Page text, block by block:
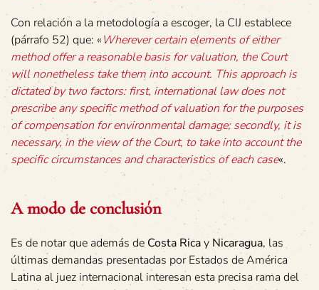
Con relación a la metodología a escoger, la CIJ establece
(párrafo 52) que: «Wherever certain elements of either
method offer a reasonable basis for valuation, the Court
will nonetheless take them into account. This approach is
dictated by two factors: first, international law does not
prescribe any specific method of valuation for the purposes
of compensation for environmental damage; secondly, it is
necessary, in the view of the Court, to take into account the
specific circumstances and characteristics of each case«.
A modo de conclusión
Es de notar que además de Costa Ricay Nicaragua, las
últimas demandas presentadas por Estados de América
Latina al juez internacional interesan esta precisa rama del